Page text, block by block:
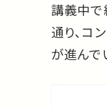
講義中で
通り、コ
が進んで